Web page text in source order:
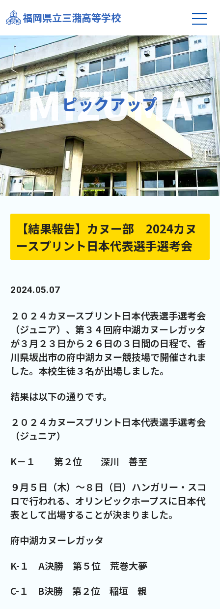
福岡県立三潴高等学校
ピックアップ
【結果報告】カヌー部 2024カヌ
ースプリント日本代表選手選考会
2024.05.07
２０２４カヌースプリント日本代表選手選考会
（ジュニア）、第３４回府中湖カヌーレガッタ
が３月２３日から２６日の３日間の日程で、香
川県坂出市の府中湖カヌー競技場で開催されま
した。本校生徒３名が出場しました。
結果は以下の通りです。
２０２４カヌースプリント日本代表選手選考会
（ジュニア）
K－１ 第２位 深川 善至
９月５日（木）～８日（日）ハンガリー・スコ
ロで行われる、オリンピックホープスに日本代
表として出場することが決まりました。
府中湖カヌーレガッタ
K-１ A決勝 第５位 荒巻大夢
C-１ B決勝 第２位 稲垣 親